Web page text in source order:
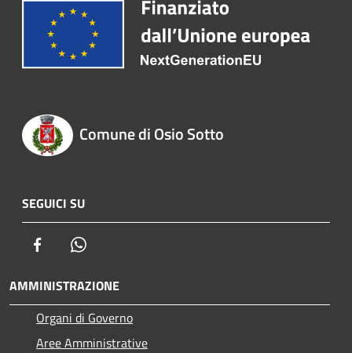
Comune di Osio Sotto
SEGUICI SU
Facebook
AMMINISTRAZIONE
Organi di Governo
Aree Amministrative